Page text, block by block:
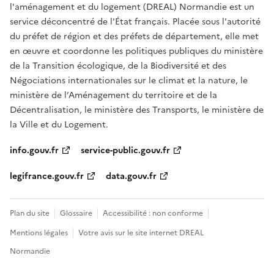
l'aménagement et du logement (DREAL) Normandie est un
service déconcentré de l'État français. Placée sous l'autorité
du préfet de région et des préfets de département, elle met
en œuvre et coordonne les politiques publiques du ministère
de la Transition écologique, de la Biodiversité et des
Négociations internationales sur le climat et la nature, le
ministère de l’Aménagement du territoire et de la
Décentralisation, le ministère des Transports, le ministère de
la Ville et du Logement.
info.gouv.fr
service-public.gouv.fr
legifrance.gouv.fr
data.gouv.fr
Plan du site Glossaire
Accessibilité : non conforme
Mentions légales
Votre avis sur le site internet DREAL
Normandie